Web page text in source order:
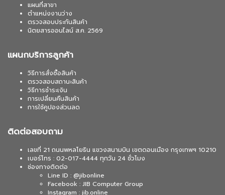
แผนที่สาขา
ตำแหน่งงานว่าง
ตรวจสอบประกันสินค้า
นิตยสารออนไลน์ ส.ค. 2569
แผนกบริการลูกค้า
วิธีการสั่งซื้อสินค้า
ตรวจสอบสถานะสินค้า
วิธีการชำระเงิน
การเปลี่ยนคืนสินค้า
การใช้คูปองส่วนลด
ติดต่อสอบถาม
เลขที่ 21 ถนนพหลโยธิน แขวงสนามบิน เขตดอนเมือง กรุงเทพฯ 10210
เบอร์โทร : 02-017-4444 ทุกวัน 24 ชั่วโมง
ช่องทางติดต่อ
Line ID : @jibonline
Facebook : JIB Computer Group
Instagram : jib.online